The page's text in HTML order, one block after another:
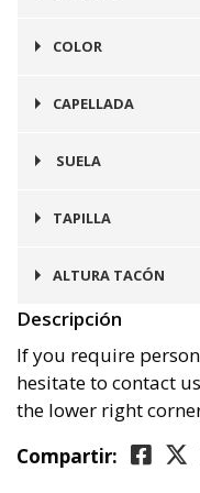
Alpargata
COLOR
Plata
CAPELLADA
Cuero
SUELA
Goma
TAPILLA
Goma
ALTURA TACÓN
4 cms
Descripción
If you require
hesitate to contact
the lower right
Compartir: